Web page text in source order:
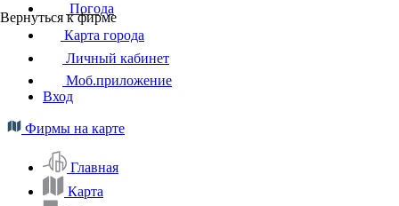
Вернуться к фирме
Погода
Карта города
Личный кабинет
Моб.приложение
Вход
Фирмы на карте
Главная
Карта